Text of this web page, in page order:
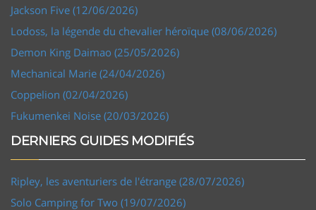
Jackson Five (12/06/2026)
Lodoss, la légende du chevalier héroïque (08/06/2026)
Demon King Daimao (25/05/2026)
Mechanical Marie (24/04/2026)
Coppelion (02/04/2026)
Fukumenkei Noise (20/03/2026)
DERNIERS GUIDES MODIFIÉS
Ripley, les aventuriers de l'étrange (28/07/2026)
Solo Camping for Two (19/07/2026)